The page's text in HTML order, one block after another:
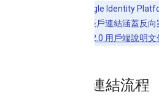
Google Identity
API。Google 帳戶連結涵蓋反
OAuth 2.0 用戶端說明文
帳戶連結流程